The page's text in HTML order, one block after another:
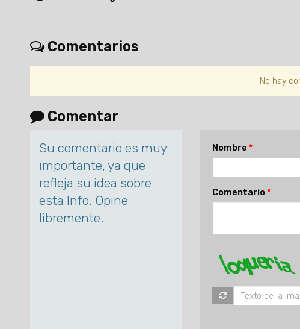
Comentarios
No hay
Comentar
Su comentario es muy
importante, ya que
refleja su idea sobre
esta Info. Opine
libremente.
Nombre
Comentario